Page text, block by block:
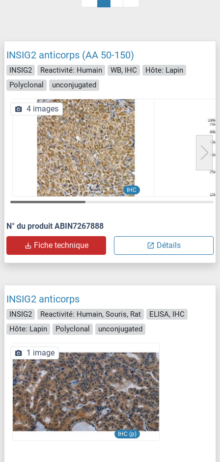
INSIG2 anticorps (AA 50-150)
INSIG2 Reactivité: Humain WB, IHC
Hôte: Lapin
Polyclonal
unconjugated
IHC
4 images
N° du produit ABIN7267888
Fiche technique Détails
INSIG2 anticorps
INSIG2 Reactivité: Humain, Souris, Rat
ELISA, IHC
Hôte: Lapin
Polyclonal unconjugated
IHC (p)
1 image